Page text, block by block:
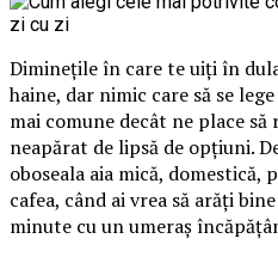
Diminețile în care te uiți în
haine, dar nimic care să se
mai comune decât ne place să
neapărat de lipsă de opțiuni.
oboseala aia mică, domestică,
cafea, când ai vrea să arăți
minute cu un umeraș